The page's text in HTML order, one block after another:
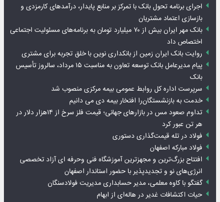
اجرای برنامه تحول بانک با تمرکز بر منابع پایدار، درآمدهای کارمزدی و
بازسازی اعتماد مشتریان
بانک مهر ایران بیش از ۷۰ میلیارد تومان به برنامه‌های مسئولیت اجتماعی
اختصاص داد
روایت بانک ایران زمین از بانکداری نوین با خلق تجربه برای مشتری
پیام مدیرعامل بانک توسعه تعاون به مناسبت ۱۵ مرداد، سالروز تأسیس
بانک
سرپرست اداره کل روابط عمومی بیمه مرکزی منصوب شد
خدمت به بازنشستگان‌را افتخار بیمه دی می دانیم
تداوم صعود مس در بازارهای جهانی؛ قیمت فلز سرخ از ۱۴هزار دلار در
هر تن عبور کرد
فولاد در تله قیمت‌گذاری دستوری
فولاد مبارکه اصفهان
افتتاح بزرگ‌ترین و مجهزترین آموزشگاه فنی وحرفه ای آزاد تخصصی
انرژی‌های نو و تجدیدپذیر با حضور استاندار اصفهان
گفتگو با کاوه معلمی، مدیر حسابداری مدیریت فولادسنگان
حیات اکتشافات غدیر در هاله‌ای از ابهام